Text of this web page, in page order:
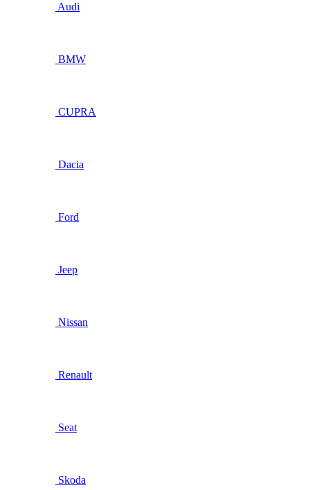
Audi
BMW
CUPRA
Dacia
Ford
Jeep
Nissan
Renault
Seat
Skoda